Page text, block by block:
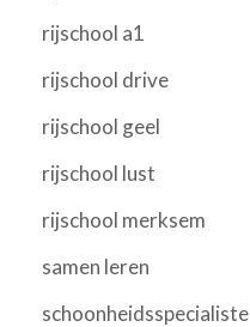
rijschool a1
rijschool drive
rijschool geel
rijschool lust
rijschool merksem
samen leren
schoonheidsspecialiste